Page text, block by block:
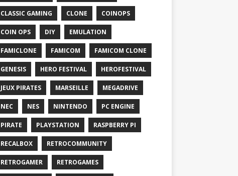
CLASSIC GAMING CLONE COINOPS
COIN OPS DIY EMULATION
FAMICLONE FAMICOM FAMICOM CLONE
GENESIS HERO FESTIVAL HEROFESTIVAL
JEUX PIRATES MARSEILLE MEGADRIVE
NEC NES NINTENDO PC ENGINE
PIRATE PLAYSTATION RASPBERRY PI
RECALBOX RETROCOMMUNITY
RETROGAMER RETROGAMES